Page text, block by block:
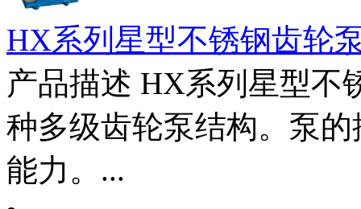
HX系列星型不锈钢齿轮
产品描述 HX系列星型不
种多级齿轮泵结构。泵
能力。...